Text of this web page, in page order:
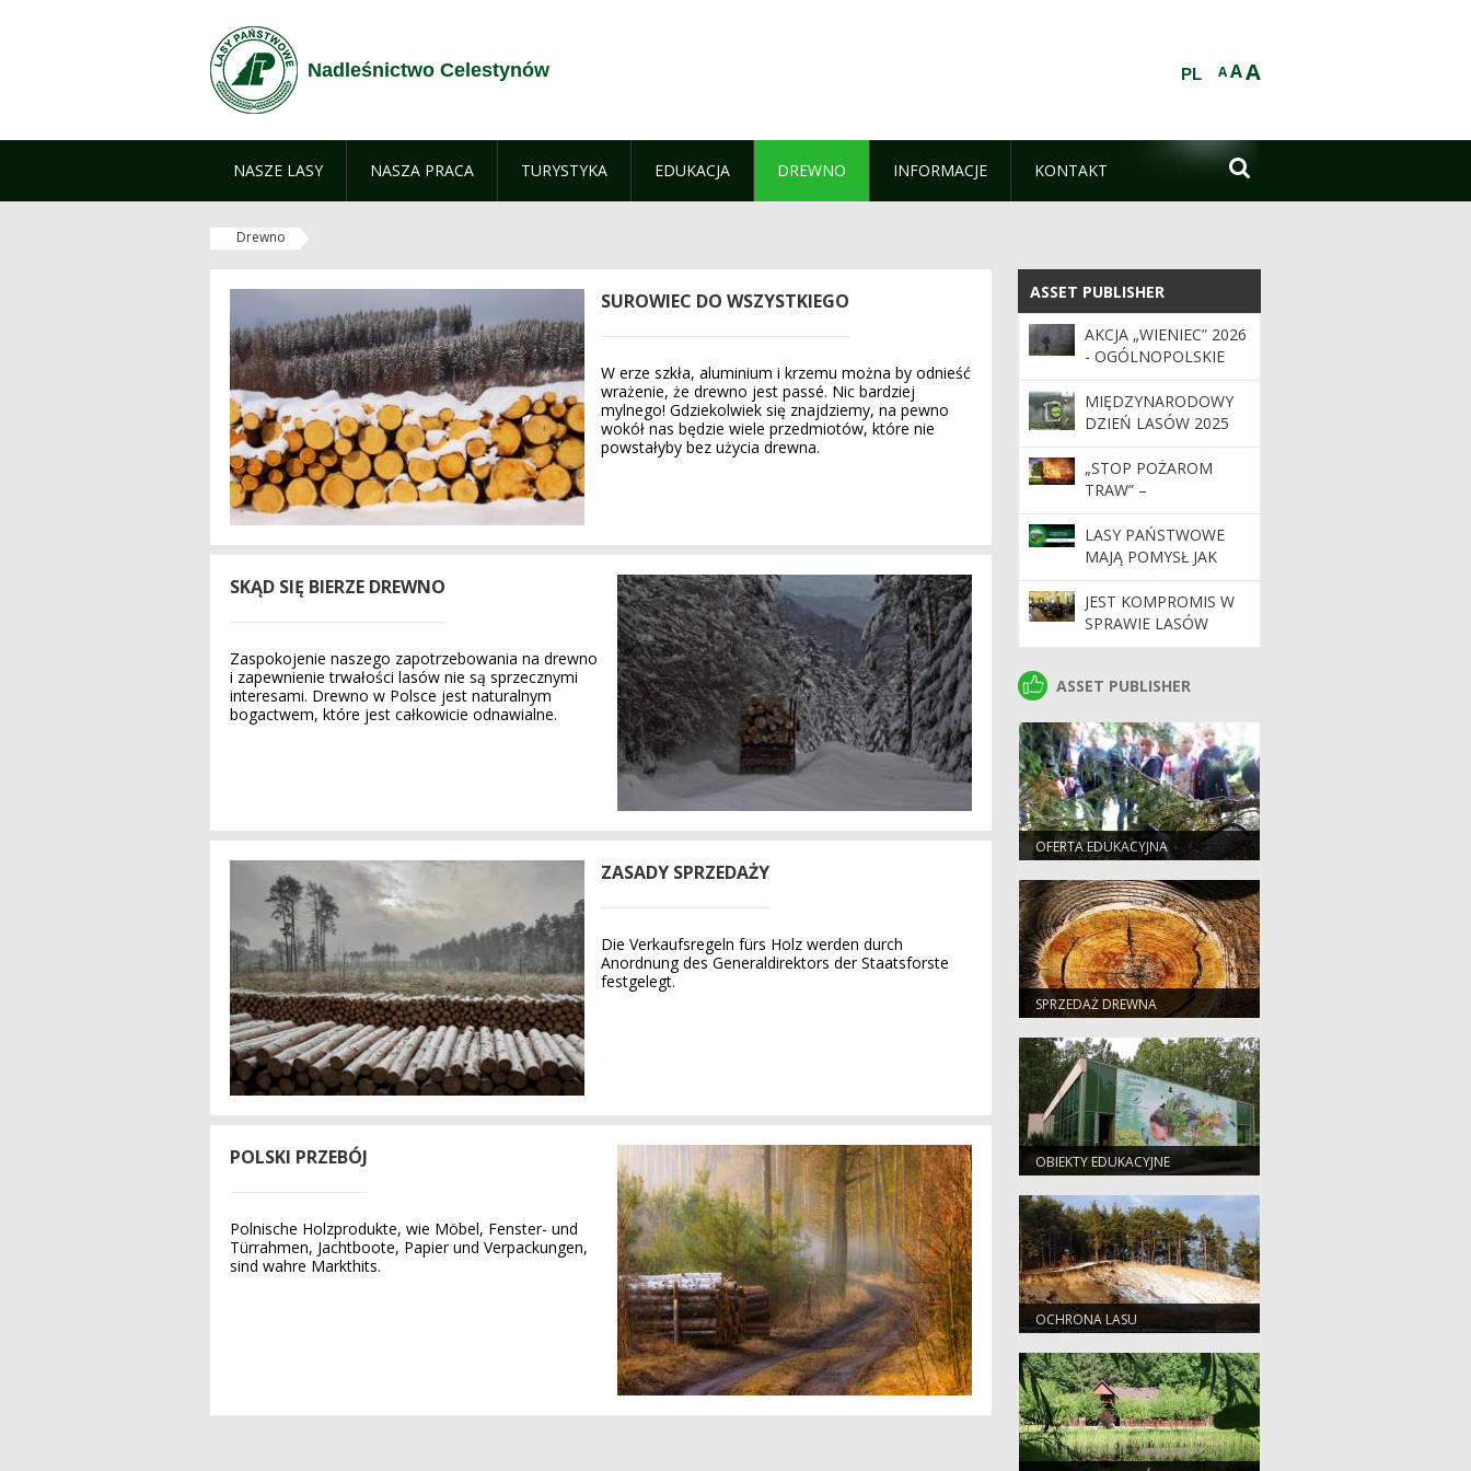
Nadleśnictwo Celestynów AAA
PL
NASZE LASY NASZA PRACA TURYSTYKA EDUKACJA DREWNO INFORMACJE KONTAKT 
Drewno
SUROWIEC DO WSZYSTKIEGO
W erze szkła, aluminium i krzemu można by odnieść
wrażenie, że drewno jest passé. Nic bardziej
mylnego! Gdziekolwiek się znajdziemy, na pewno
wokół nas będzie wiele przedmiotów, które nie
powstałyby bez użycia drewna.
SKĄD SIĘ BIERZE DREWNO
Zaspokojenie naszego zapotrzebowania na drewno
i zapewnienie trwałości lasów nie są sprzecznymi
interesami. Drewno w Polsce jest naturalnym
bogactwem, które jest całkowicie odnawialne.
ZASADY SPRZEDAŻY
Die Verkaufsregeln fürs Holz werden durch
Anordnung des Generaldirektors der Staatsforste
festgelegt.
POLSKI PRZEBÓJ
Polnische Holzprodukte, wie Möbel, Fenster- und
Türrahmen, Jachtboote, Papier und Verpackungen,
sind wahre Markthits.
ASSET PUBLISHER
ASSET PUBLISHER
AKCJA „WIENIEC” 2026
- OGÓLNOPOLSKIE
DZIAŁANIA STRAŻY
LEŚNEJ
MIĘDZYNARODOWY
DZIEŃ LASÓW 2025
„STOP POŻAROM
TRAW” –
INAUGURACJA
KAMPANII
LASY PAŃSTWOWE
MAJĄ POMYSŁ JAK
CHRONIĆ 20
PROCENT
NAJCENNIEJSZYCH
PRZYRODNICZO
JEST KOMPROMIS W
SPRAWIE LASÓW
SPOŁECZNYCH
ASSET PUBLISHER
ASSET PUBLISHER
OFERTA EDUKACYJNA
SPRZEDAŻ DREWNA
OBIEKTY EDUKACYJNE
OCHRONA LASU